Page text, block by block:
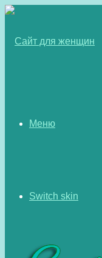
Меню
Switch skin